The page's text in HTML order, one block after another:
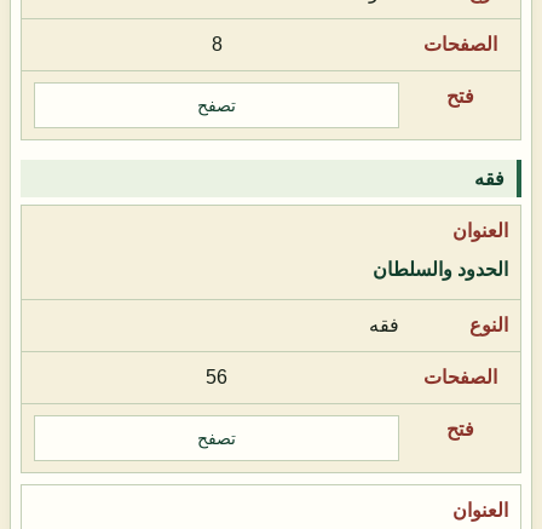
8
تصفح
فقه
الحدود والسلطان
فقه
56
تصفح